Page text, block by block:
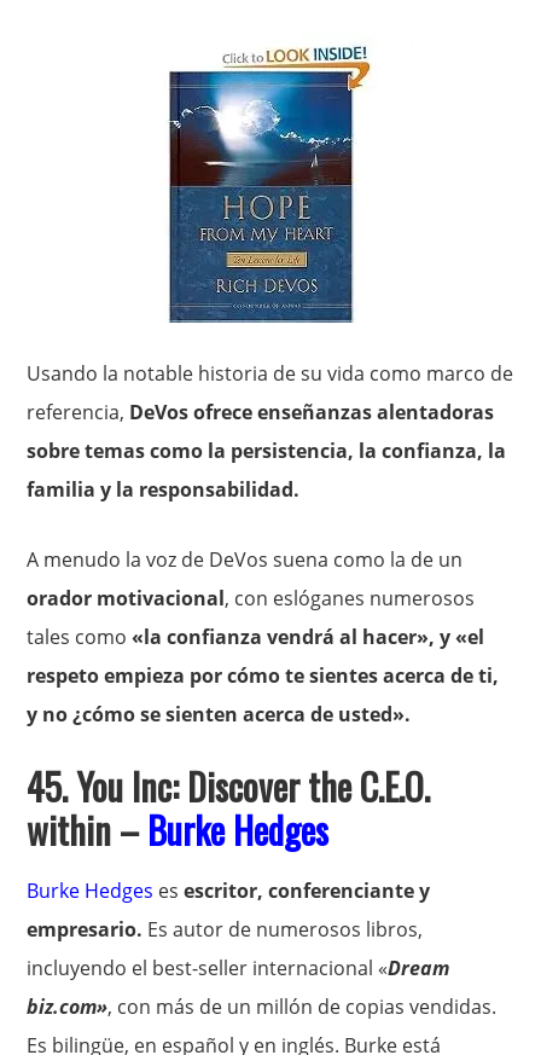
Usando la notable historia de su vida como marco de
referencia, DeVos ofrece enseñanzas alentadoras
sobre temas como la persistencia, la confianza, la
familia y la responsabilidad.
A menudo la voz de DeVos suena como la de un
orador motivacional, con eslóganes numerosos
tales como «la confianza vendrá al hacer», y «el
respeto empieza por cómo te sientes acerca de ti,
y no ¿cómo se sienten acerca de usted».
45. You Inc: Discover the C.E.O.
within –Burke Hedges
Burke Hedges es escritor, conferenciante y
empresario. Es autor de numerosos libros,
incluyendo el best-seller internacional «Dream
biz.com», con más de un millón de copias vendidas.
Es bilingüe, en español y en inglés. Burke está